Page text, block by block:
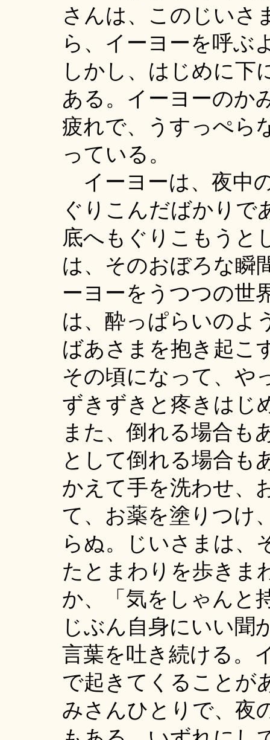
さんは、このじいさ
ら、イーヨーを呼ぶ
しかし、はじめに下
ある。イーヨーのか
疲れで、うすっぺら
っている。
イーヨーは、夜中
ぐりこんだばかりで
底へもぐりこもうと
は、そのおぼろな瞬
ーヨーをうつつの世
は、酔っぱらいのよ
ばあさまを抱き起こ
その頃になって、や
ずきずきと疼きはじ
また、倒れる場合も
として倒れる場合も
かえて手を洗わせ、
て、お薬を塗りつけ
らぬ。じいさまは、
たとまわりを歩きま
か、「気をしゃんと
じぶん自身にいい聞
言葉を吐き続ける。
で起きてくることが
みさんひとりで、夜